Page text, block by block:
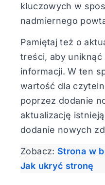
kluczowych w
nadmiernego
Pamiętaj też o
treści, aby uniknąć
informacji. W ten
wartość dla
poprzez dodanie
aktualizację
dodanie nowych
Zobacz: Strona w
Jak ukryć stronę